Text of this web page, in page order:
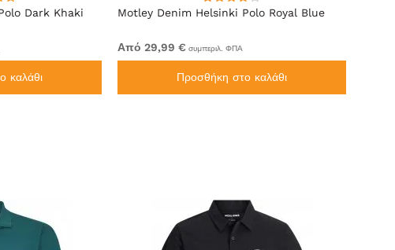
Dark Khaki
καλάθι
Motley Denim Helsinki Polo Royal Blue
Από 29,99 € συμπεριλ. ΦΠΑ
Προσθήκη στο καλάθι